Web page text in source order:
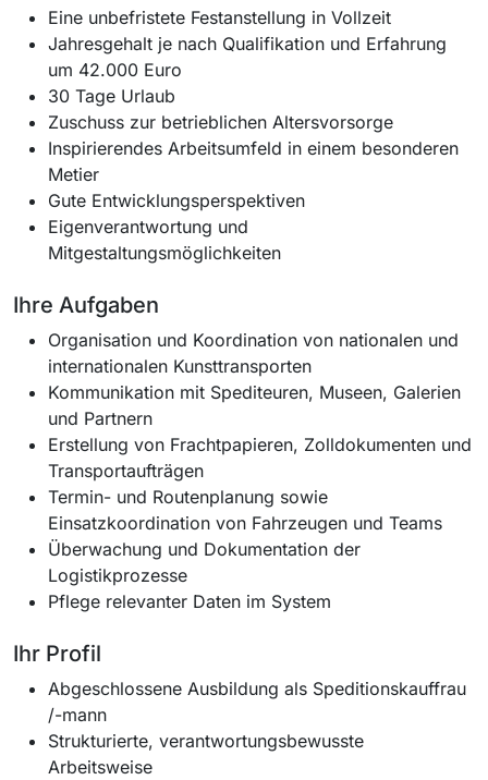
Eine unbefristete Festanstellung in Vollzeit
Jahresgehalt je nach Qualifikation und Erfahrung
um 42.000 Euro
30 Tage Urlaub
Zuschuss zur betrieblichen Altersvorsorge
Inspirierendes Arbeitsumfeld in einem besonderen
Metier
Gute Entwicklungsperspektiven
Eigenverantwortung und
Mitgestaltungsmöglichkeiten
Ihre Aufgaben
Organisation und Koordination von nationalen und
internationalen Kunsttransporten
Kommunikation mit Spediteuren, Museen, Galerien
und Partnern
Erstellung von Frachtpapieren, Zolldokumenten und
Transportaufträgen
Termin- und Routenplanung sowie
Einsatzkoordination von Fahrzeugen und Teams
Überwachung und Dokumentation der
Logistikprozesse
Pflege relevanter Daten im System
Ihr Profil
Abgeschlossene Ausbildung als Speditionskauffrau
/-mann
Strukturierte, verantwortungsbewusste
Arbeitsweise